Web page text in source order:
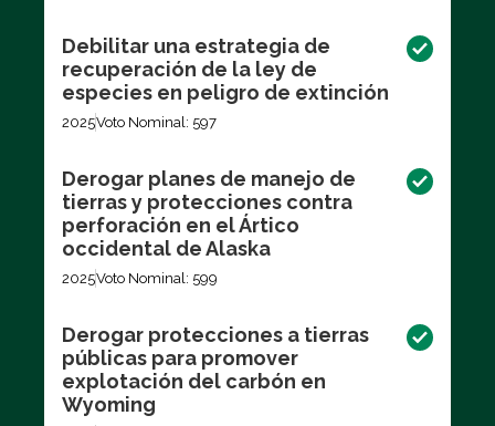
Debilitar una estrategia de
recuperación de la ley de
especies en peligro de extinción
2025Voto Nominal: 597
Derogar planes de manejo de
tierras y protecciones contra
perforación en el Ártico
occidental de Alaska
2025Voto Nominal: 599
Derogar protecciones a tierras
públicas para promover
explotación del carbón en
Wyoming